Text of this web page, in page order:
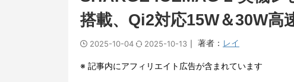
搭載、Qi2対応15W＆30W高
2025-10-04 2025-10-13 ｜ 著者： レイ
※ 記事内にアフィリエイト広告が含まれています